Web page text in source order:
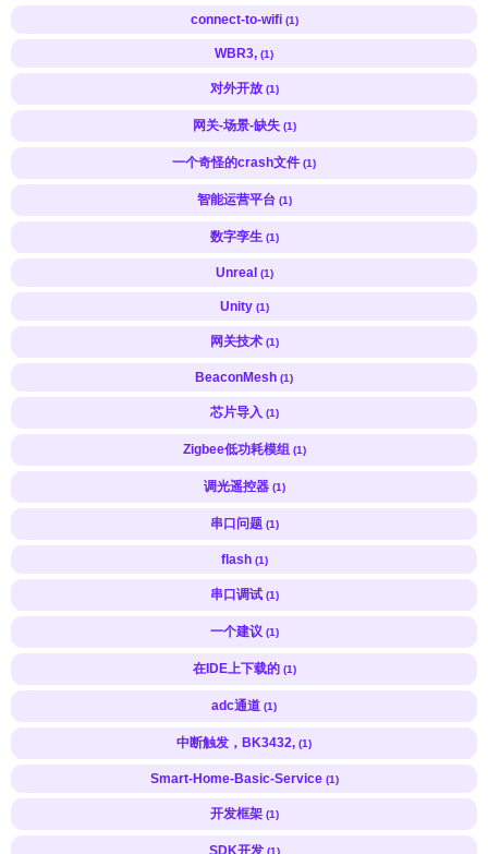
connect-to-wifi (1)
WBR3, (1)
对外开放 (1)
网关-场景-缺失 (1)
一个奇怪的crash文件 (1)
智能运营平台 (1)
数字孪生 (1)
Unreal (1)
Unity (1)
网关技术 (1)
BeaconMesh (1)
芯片导入 (1)
Zigbee低功耗模组 (1)
调光遥控器 (1)
串口问题 (1)
flash (1)
串口调试 (1)
一个建议 (1)
在IDE上下载的 (1)
adc通道 (1)
中断触发，BK3432, (1)
Smart-Home-Basic-Service (1)
开发框架 (1)
SDK开发 (1)